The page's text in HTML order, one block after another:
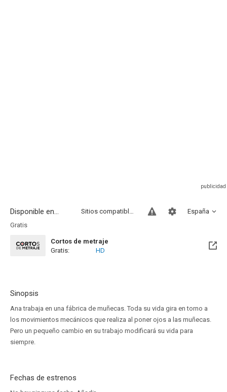
Disponible en... España
Sitios compatibles
Gratis
Cortos de metraje
Gratis:
HD
Sinopsis
Ana trabaja en una fábrica de muñecas. Toda su vida gira en torno a
los movimientos mecánicos que realiza al poner ojos a las muñecas.
Pero un pequeño cambio en su trabajo modificará su vida para
siempre.
Fechas de estrenos